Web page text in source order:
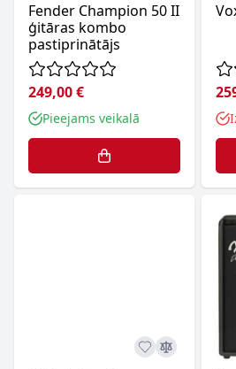
Fender Champion 50 II
ģitāras kombo
pastiprinātājs
249,00 €
Pieejams veikalā